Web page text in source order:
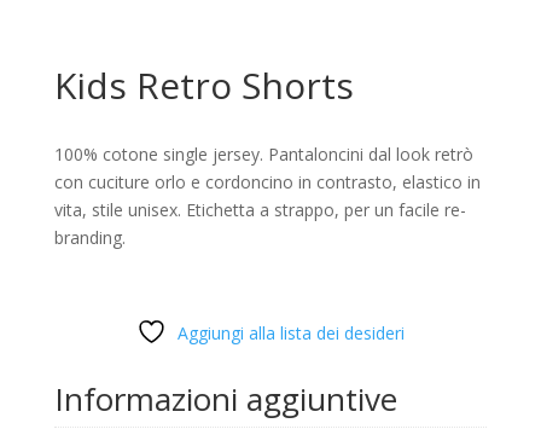
Kids Retro Shorts
100% cotone single jersey. Pantaloncini dal look retrò
con cuciture orlo e cordoncino in contrasto, elastico in
vita, stile unisex. Etichetta a strappo, per un facile re-
branding.
Aggiungi alla lista dei desideri
Informazioni aggiuntive